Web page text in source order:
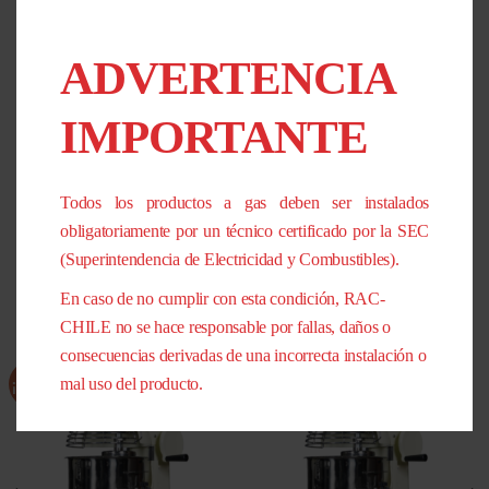
DIMENSIONES
85 × 77 × 124 cm
PRODUCTOS RELACIONADOS
¡Oferta!
ADVERTENCIA
IMPORTANTE
Todos los productos a gas deben ser instalados
obligatoriamente por un técnico certificado por la SEC
(Superintendencia de Electricidad y Combustibles).
En caso de no cumplir con esta condición, RAC-
CHILE no se hace responsable por fallas, daños o
consecuencias derivadas de una incorrecta instalación o
mal uso del producto.